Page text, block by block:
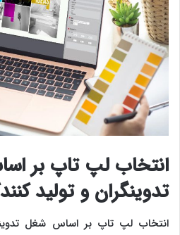
انتخاب لپ‌ تاپ بر
تدوینگران و تولید
انتخاب لپ‌ تاپ بر اساس شغل